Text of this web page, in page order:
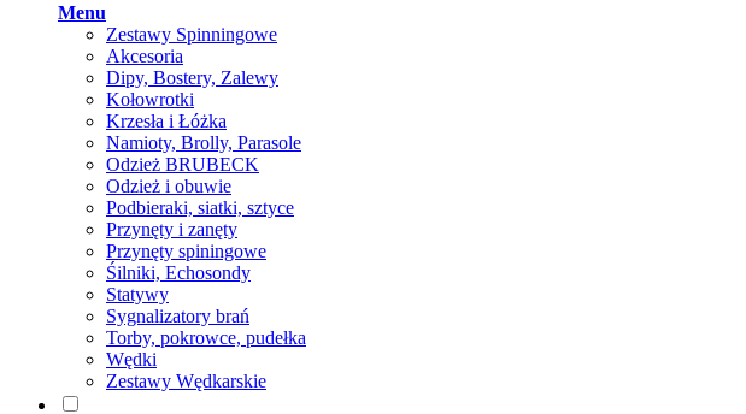
Menu
Zestawy Spinningowe
Akcesoria
Dipy, Bostery, Zalewy
Kołowrotki
Krzesła i Łóżka
Namioty, Brolly, Parasole
Odzież BRUBECK
Odzież i obuwie
Podbieraki, siatki, sztyce
Przynęty i zanęty
Przynęty spiningowe
Śilniki, Echosondy
Statywy
Sygnalizatory brań
Torby, pokrowce, pudełka
Wędki
Zestawy Wędkarskie